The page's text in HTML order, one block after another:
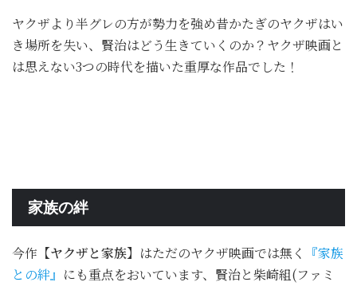
ヤクザより半グレの方が勢力を強め昔かたぎのヤクザはい
き場所を失い、賢治はどう生きていくのか？ヤクザ映画と
は思えない3つの時代を描いた重厚な作品でした！
家族の絆
今作 【ヤクザと家族】 はただのヤクザ映画では無く
『家族
との絆』 にも重点をおいています、賢治と柴崎組(ファミ